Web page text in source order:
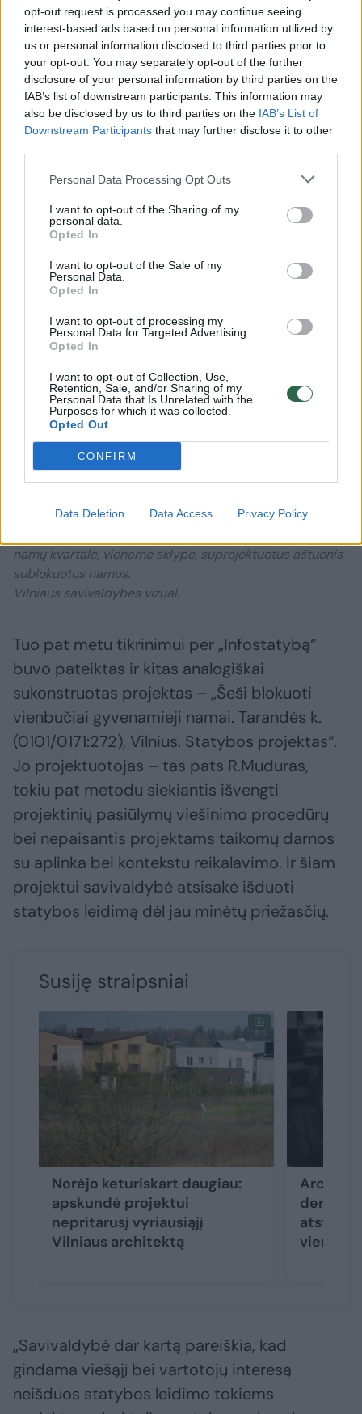
opt-out request is processed you may continue seeing
interest-based ads based on personal information utilized by
us or personal information disclosed to third parties prior to
your opt-out. You may separately opt-out of the further
disclosure of your personal information by third parties on the
IAB’s list of downstream participants. This information may
also be disclosed by us to third parties on the IAB’s List of
Downstream Participants that may further disclose it to other
Personal Data Processing Opt Outs
I want to opt-out of the Sharing of my
personal data.
Opted In
I want to opt-out of the Sale of my
Personal Data.
Opted In
I want to opt-out of processing my
Personal Data for Targeted Advertising.
Opted In
I want to opt-out of Collection, Use,
Retention, Sale, and/or Sharing of my
Personal Data that Is Unrelated with the
Purposes for which it was collected.
Opted Out
CONFIRM
Data Deletion Data Access Privacy Policy
teisinių svertų suvaldyti daugiabučių
statybas vienbučių gyvenamųjų namų
rajonuose.“
Istorija tuo nesibaigia – nepaisydami
neigiamo Vilniaus miesto savivaldybės
atsakymo, statytojai jau pardavinėja šiame
projekte suplanuotus gyvenamuosius namus.
Apie tai specialistus informavo kaimyninių
sklypų gyventojai.
Nekilnojamojo turto agentūra jau pardavinėja namus,
namų kvartale, viename sklype, suprojektuotus aštuonis
sublokuotus namus.
Vilniaus savivaldybės vizual.
Tuo pat metu tikrinimui per „Infostatybą“
buvo pateiktas ir kitas analogiškai
sukonstruotas projektas – „Šeši blokuoti
vienbučiai gyvenamieji namai. Tarandės k.
(0101/0171:272), Vilnius. Statybos projektas“.
Jo projektuotojas – tas pats R.Muduras,
tokiu pat metodu siekiantis išvengti
projektinių pasiūlymų viešinimo procedūrų
bei nepaisantis projektams taikomų darnos
su aplinka bei kontekstu reikalavimo. Ir šiam
projektui savivaldybė atsisakė išduoti
statybos leidimą dėl jau minėtų priežasčių.
Susiję straipsniai
Norėjo keturiskart daugiau:
apskundė projektui
nepritarusį vyriausiąjį
Vilniaus architektą
atstumą
viena
„Savivaldybė dar kartą pareiškia, kad
gindama viešąjį bei vartotojų interesą
neišduos statybos leidimo tokiems